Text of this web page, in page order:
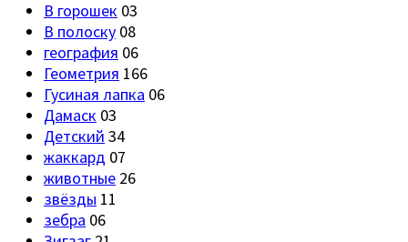
В горошек 03
В полоску 08
география 06
Геометрия 166
Гусиная лапка 06
Дамаск 03
Детский 34
жаккард 07
животные 26
звёзды 11
зебра 06